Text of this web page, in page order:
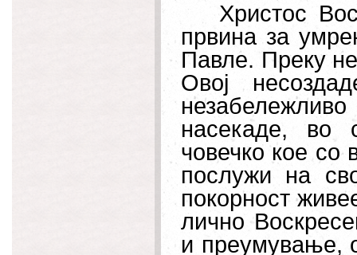
Христос
првина за
Павле. Преку
Овој
насекаде, во
човечко кое со
послужи на
покорност
лично
и преумување,